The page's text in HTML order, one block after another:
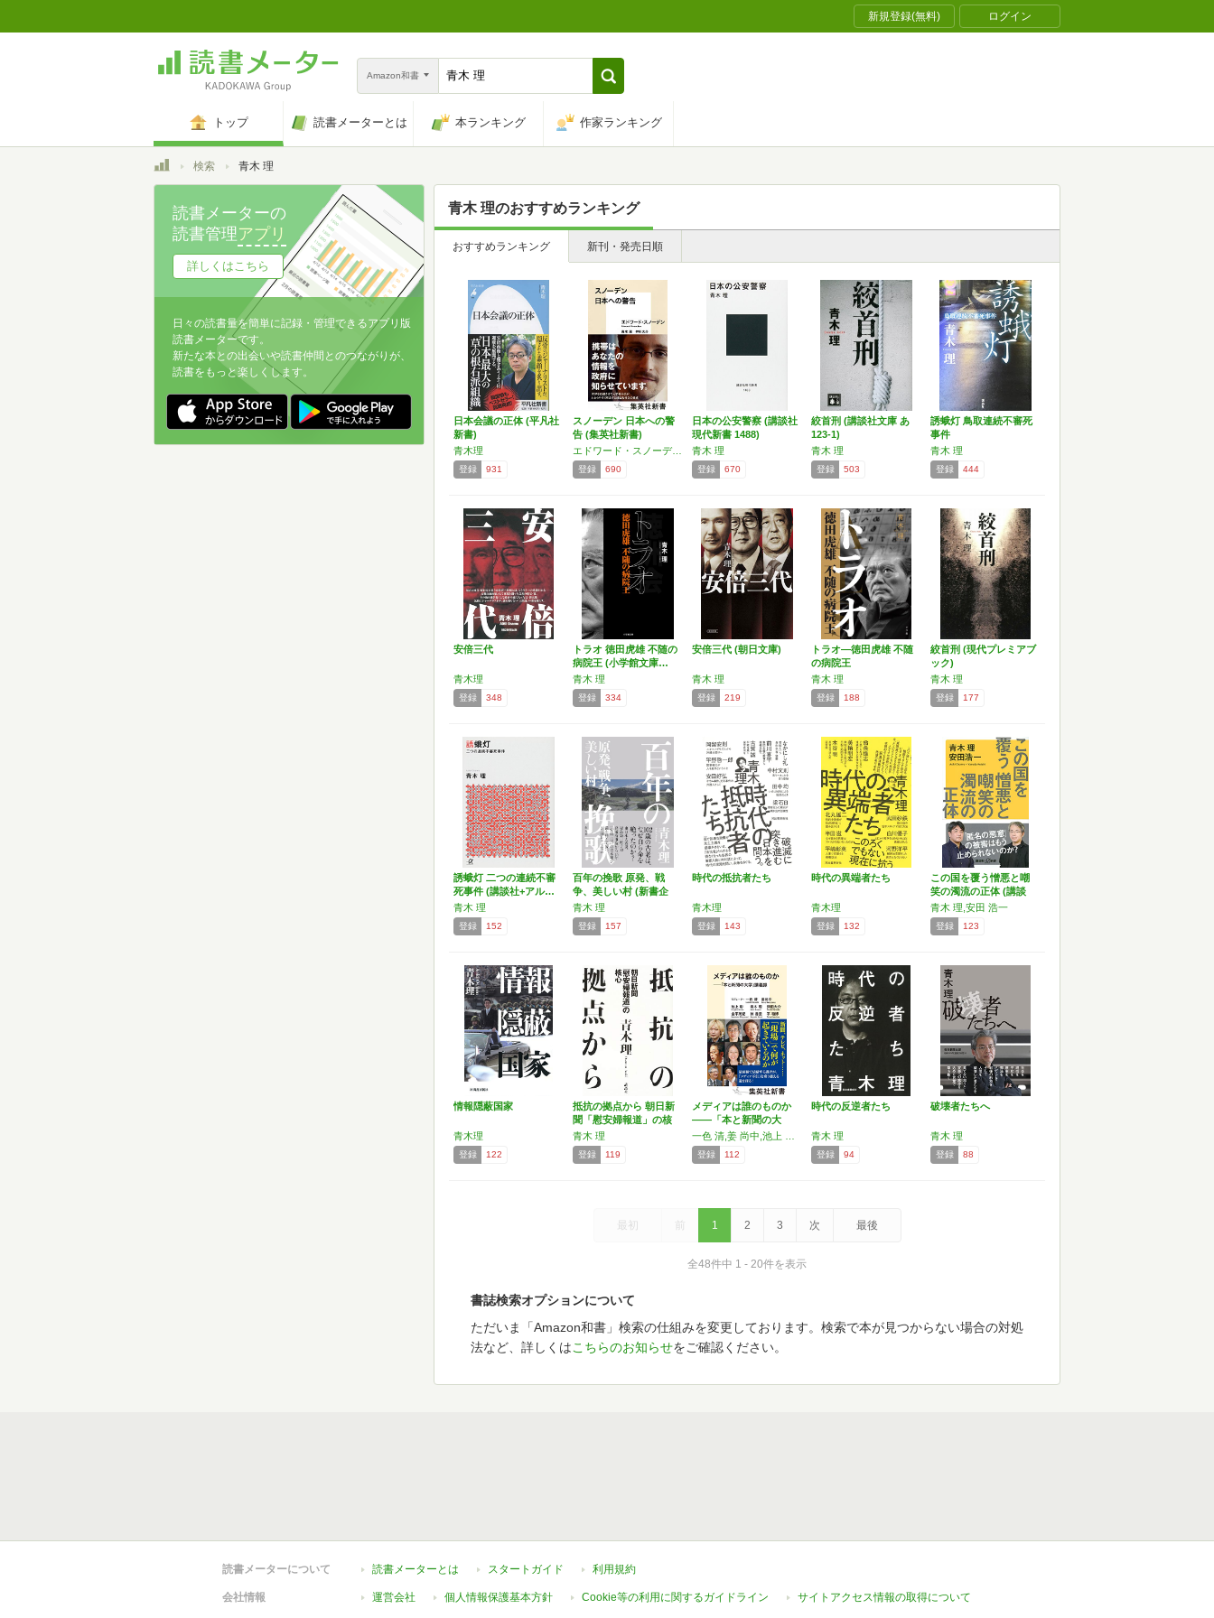
新規登録(無料) ログイン
Amazon和書
トップ 読書メーターとは 本ランキング 作家ランキング
トップ検索 青木 理
青木 理のおすすめランキング
おすすめランキング 新刊・発売日順
日本会議の正体 (平凡社
新書)
青木理
登録 931
スノーデン 日本への警
告 (集英社新書)
登録 690
日本の公安警察 (講談社
現代新書 1488)
青木 理
登録 670
絞首刑 (講談社文庫 あ
123-1)
青木 理
登録 503
誘蛾灯 鳥取連続不審死
事件
青木 理
登録 444
安倍三代
青木理
登録 348
トラオ 徳田虎雄 不随の
病院王 (小学館文庫…
青木 理
登録 334
安倍三代 (朝日文庫)
青木 理
登録 219
トラオ―徳田虎雄 不随
の病院王
青木 理
登録 188
絞首刑 (現代プレミアブ
ック)
青木 理
登録 177
誘蛾灯 二つの連続不審
死事件 (講談社+アル…
青木 理
登録 152
百年の挽歌 原発、戦
争、美しい村 (新書企
画…
青木 理
登録 157
時代の抵抗者たち
青木理
登録 143
時代の異端者たち
青木理
登録 132
この国を覆う憎悪と嘲
笑の濁流の正体 (講談
社…
青木 理,安田 浩一
登録 123
情報隠蔽国家
青木理
登録 122
抵抗の拠点から 朝日新
聞「慰安婦報道」の核
心
青木 理
登録 119
メディアは誰のものか
――「本と新聞の大
学」講…
登録 112
時代の反逆者たち
青木 理
登録 94
破壊者たちへ
青木 理
登録 88
最初 前 1 2 3 次 最後
全48件中 1 - 20件を表示
書誌検索オプションについて
ただいま「Amazon和書」検索の仕組みを変更しております。検索で本が見つからない場合の対処
法など、詳しくはこちらのお知らせをご確認ください。
読書メーターの
読書管理アプリ
詳しくはこちら
日々の読書量を簡単に記録・管理できるアプリ版
読書メーターです。
新たな本との出会いや読書仲間とのつながりが、
読書をもっと楽しくします。
読書メーターについて 読書メーターとは スタートガイド 利用規約
会社情報 運営会社 個人情報保護基本方針 Cookie等の利用に関するガイドライン サイトアクセス情報の取得について